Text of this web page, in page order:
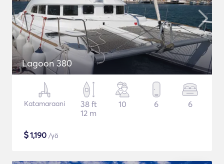
Lagoon 380
Katamaraani
38 ft
12 m
10 6 6
$1,190 /yö